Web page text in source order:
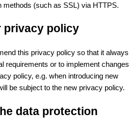
methods (such as SSL) via HTTPS.
privacy policy
this privacy policy so that it always
requirements or to implement changes
policy, e.g. when introducing new
be subject to the new privacy policy.
data protection